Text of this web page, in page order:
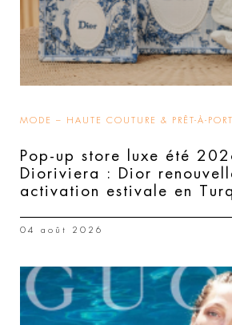
MODE – HAUTE COUTURE & PRÊT-À-
Pop-up store luxe été
Dioriviera : Dior
activation estivale en
04 août 2026